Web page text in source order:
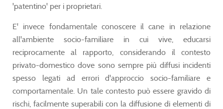
'patentino' per i proprietari.
E' invece fondamentale conoscere il cane in relazione
all'ambiente socio-familiare in cui vive, educarsi
reciprocamente al rapporto, considerando il contesto
privato-domestico dove sono sempre più diffusi incidenti
spesso legati ad errori d'approccio socio-familiare e
comportamentale. Un tale contesto può essere gravido di
rischi, facilmente superabili con la diffusione di elementi di